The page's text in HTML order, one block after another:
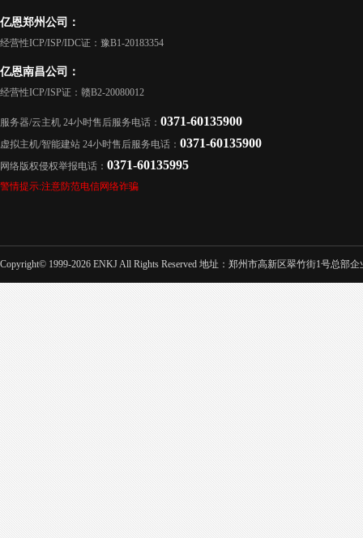
亿恩郑州公司：
经营性ICP/ISP/IDC证：豫B1-20183354
亿恩南昌公司：
经营性ICP/ISP证：赣B2-20080012
服务器/云主机 24小时售后服务电话： 0371-60135900
虚拟主机/智能建站 24小时售后服务电话： 0371-60135900
网络版权侵权举报电话： 0371-60135995
警情提示:注意防范电信网络诈骗
Copyright© 1999-2026 ENKJ All Rights Reserved 地址：郑州市高新区翠竹街1号